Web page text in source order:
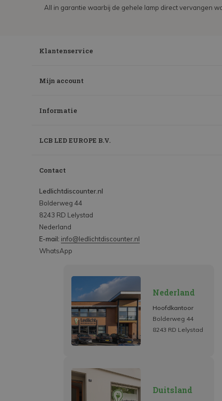
All in garantie waarbij de gehele lamp direct vervangen
Klantenservice
Mijn account
Informatie
LCB LED EUROPE B.V.
Contact
Ledlichtdiscounter.nl
Bolderweg 44
8243 RD Lelystad
Nederland
E-mail: info@ledlichtdiscounter.nl
WhatsApp
Nederland
Hoofdkantoor
Bolderweg 44
8243 RD Lelystad
Duitsland